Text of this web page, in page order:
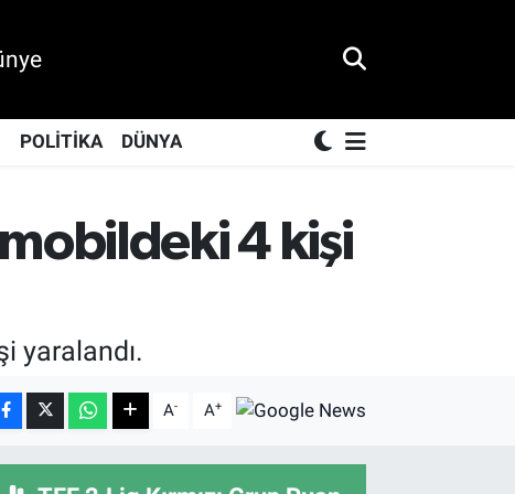
POLİTİKA DÜNYA
4 kişi
yaralandı.
A- A+